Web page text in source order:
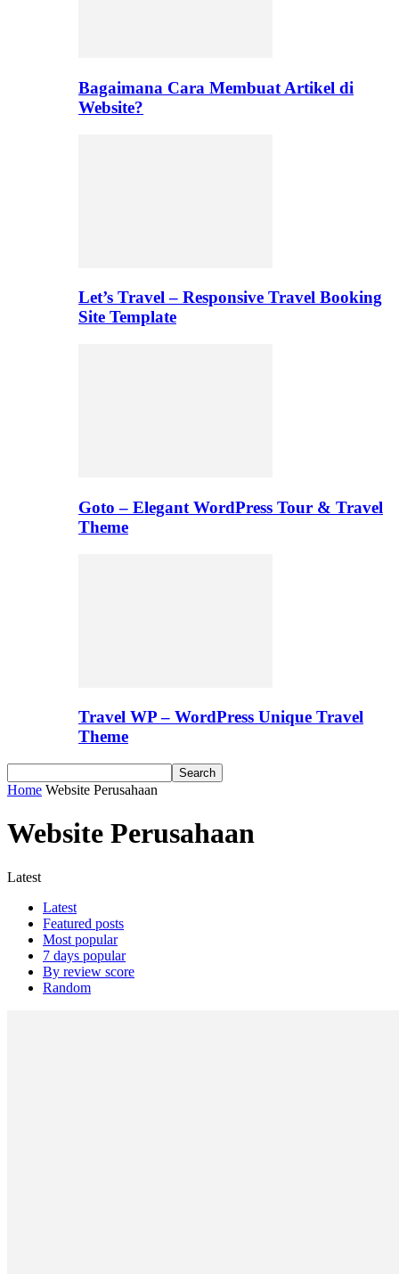
Bagaimana Cara Membuat Artikel di
Website?
Let’s Travel – Responsive Travel Booking
Site Template
Goto – Elegant WordPress Tour & Travel
Theme
Travel WP – WordPress Unique Travel
Theme
Home Website Perusahaan
Website Perusahaan
Latest
Latest
Featured posts
Most popular
7 days popular
By review score
Random